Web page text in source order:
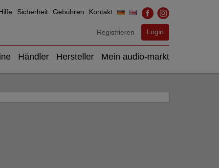
Sicherheit Gebühren Kontakt
Registrieren Login
Händler Hersteller Mein audio-markt